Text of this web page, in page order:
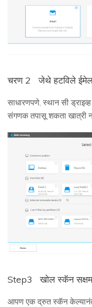
चरण 2 जेथे हटविले
साधारणपणे, स्थान सी
संगणक तपासू शकता खात्री
Step3 खोल स्कॅन सक्षम
आपण एक द्रुत स्कॅन